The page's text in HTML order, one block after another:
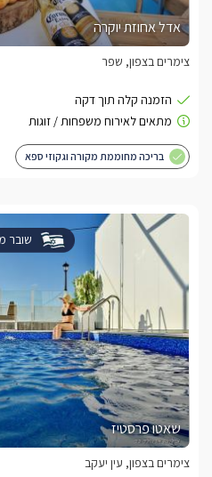
אדל אחוזת יוקרה
צימרים בצפון, שפר
בריכה מחוממת מקורה וגקוזי ספא
שובר
שאטו פרסטיז
צימרים בצפון, עין יעקב